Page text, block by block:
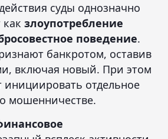
суды однозначно
злоупотребление
поведение.
банкротом, оставив
включая новый. При этом
отдельное
мошенничестве.